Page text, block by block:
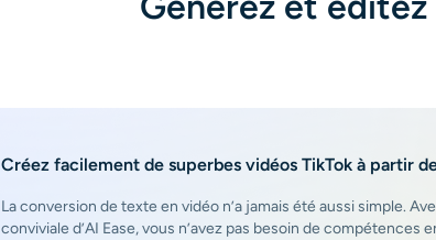
Créez facilement de superbes vidéos TikTok à partir
La conversion de texte en vidéo n’a jamais été aussi simple.
conviviale d’AI Ease, vous n’avez pas besoin de compétences